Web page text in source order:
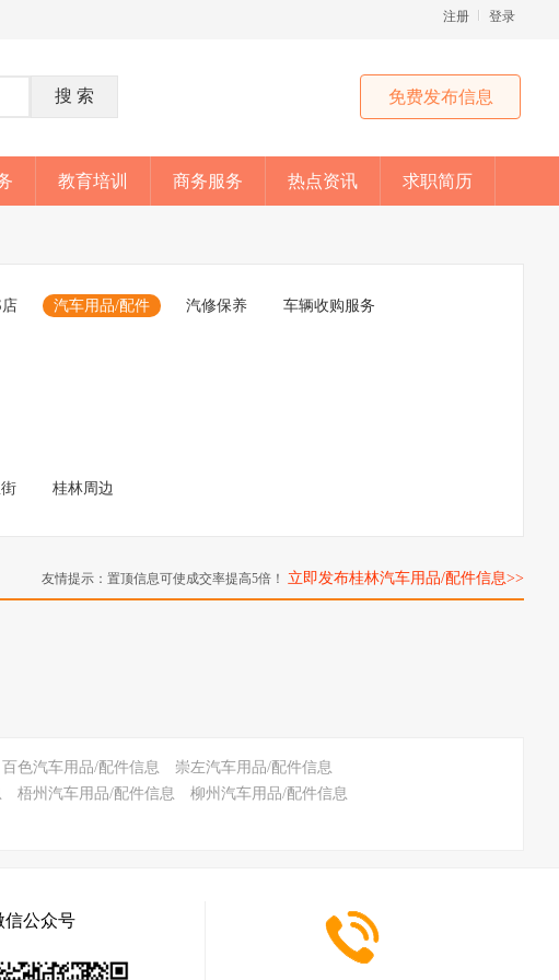
登录
注册
免费发布信息
教育培训 商务服务 热点资讯 求职简历
店 汽车用品/配件 汽修保养 车辆收购服务
桂林周边
友情提示：置顶信息可使成交率提高5倍！ 立即发布桂林汽车用品/配件信息>>
百色汽车用品/配件信息
崇左汽车用品/配件信息
梧州汽车用品/配件信息
柳州汽车用品/配件信息
信公众号